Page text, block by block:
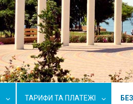
ТАРИФИ ТА ПЛАТЕЖІ